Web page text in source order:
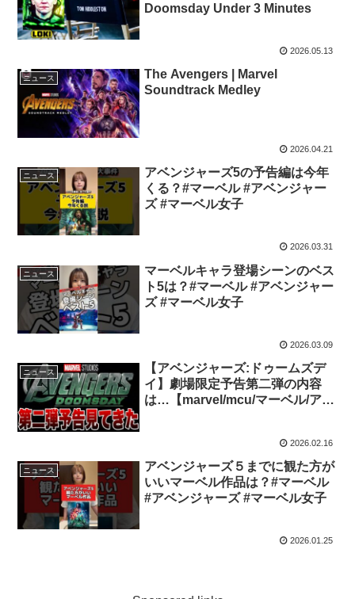
Doomsday Under 3 Minutes
2026.05.13
ニュース
The Avengers | Marvel
Soundtrack Medley
2026.04.21
ニュース
アベンジャーズ5の予告編は今年
くる？#マーベル #アベンジャー
ズ #マーベル女子
2026.03.31
ニュース
マーベルキャラ登場シーンのベス
ト5は？#マーベル #アベンジャー
ズ #マーベル女子
2026.03.09
ニュース
【アベンジャーズ:ドゥームズデ
イ】劇場限定予告第二弾の内容
は…【marvel/mcu/マーベル/アベ
2026.02.16
ニュース
アベンジャーズ５までに観た方が
いいマーベル作品は？#マーベル
#アベンジャーズ #マーベル女子
2026.01.25